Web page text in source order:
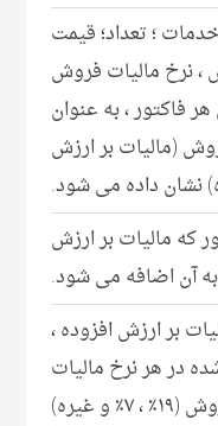
؛ تعداد؛ قیمت
، نرخ مالیات فروش
هر فاکتور ، به عنوان
(مالیات بر ارزش
نشان داده می شود.
که مالیات بر ارزش
آن اضافه می شود.
بر ارزش افزوده ،
در هر نرخ مالیات
، ۷٪ و غیره)